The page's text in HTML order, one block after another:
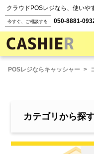
クラウドPOSレジなら、使いや
今すぐ、ご相談する 050-8881-
POSレジならキャッシャー >
カテゴリから探